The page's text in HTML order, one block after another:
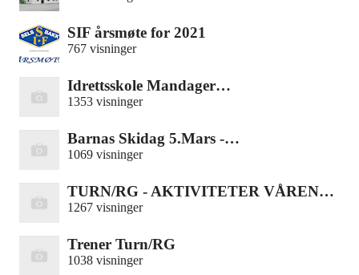
SIF årsmøte for 2021
767 visninger
Idrettsskole Mandager…
1353 visninger
Barnas Skidag 5.Mars -…
1069 visninger
TURN/RG - AKTIVITETER VÅREN…
1267 visninger
Trener Turn/RG
1038 visninger